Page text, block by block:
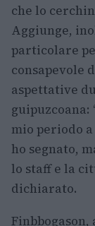
che lo
Aggiunge,
particolare
consapevole
aspettative
guipuzcoana:
mio periodo a
ho segnato,
lo staff e la
dichiarato.